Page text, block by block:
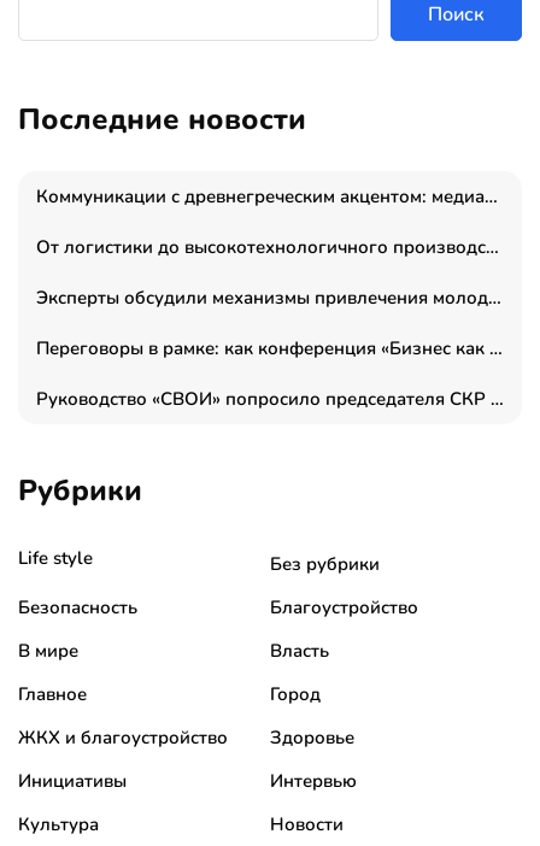
Поиск
Последние новости
Коммуникации с древнегреческим акцентом: медиаменеджер и журналист Владимир Дергачев запустил коммуникационное агентство «Сократ 2.0»
От логистики до высокотехнологичного производства: как основатель “гагаринга” выстраивает экосистему безопасности и гражданских БПЛА
Эксперты обсудили механизмы привлечения молодых специалистов в промышленные города
Переговоры в рамке: как конференция «Бизнес как искусство» переформатирует деловой этикет в стенах ТПП РФ
Руководство «СВОИ» попросило председателя СКР дать правовую оценку обысков в тыловом штабе
Рубрики
Life style
Без рубрики
Безопасность
Благоустройство
В мире
Власть
Главное
Город
ЖКХ и благоустройство
Здоровье
Инициативы
Интервью
Культура
Новости